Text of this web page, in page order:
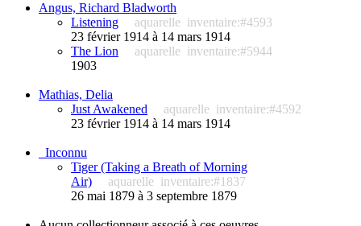
Angus, Richard Bladworth
Listening
aquarelle inventaire:#4593
23 février 1914 à 14 mars 1914
The Lion
aquarelle inventaire:#5944
1903
Mathias, Delia
Just Awakened
aquarelle inventaire:#4592
23 février 1914 à 14 mars 1914
_Inconnu
Tiger (Taking a Breath of Morning
Air)
aquarelle inventaire:#1837
26 mai 1879 à 3 septembre 1879